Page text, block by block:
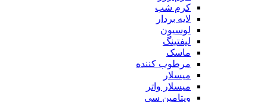
کرم شب
لایه بردار
لوسیون
لیفتینگ
ماسک
مرطوب کننده
میسلار
میسلار واتر
ویتامین سی